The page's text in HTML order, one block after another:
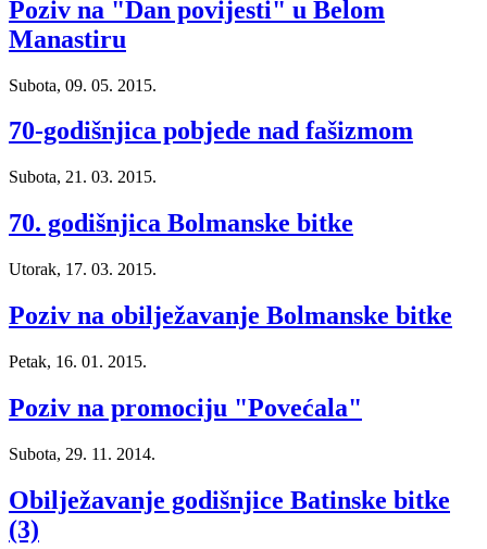
Poziv na "Dan povijesti" u Belom
Manastiru
Subota, 09. 05. 2015.
70-godišnjica pobjede nad fašizmom
Subota, 21. 03. 2015.
70. godišnjica Bolmanske bitke
Utorak, 17. 03. 2015.
Poziv na obilježavanje Bolmanske bitke
Petak, 16. 01. 2015.
Poziv na promociju "Povećala"
Subota, 29. 11. 2014.
Obilježavanje godišnjice Batinske bitke
(3)